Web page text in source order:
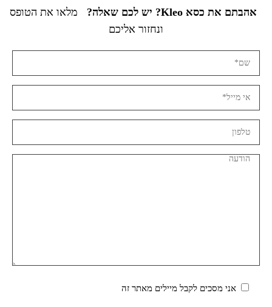
אהבתם את כסא Kleo? יש לכם שאלה?
מלאו את הטופס
ונחזור אליכם
אני מסכים לקבל מיילים מאתר זה